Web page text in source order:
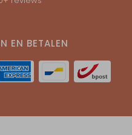
EN BETALEN